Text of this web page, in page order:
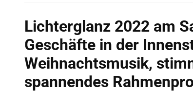
Lichterglanz 2022 am
Geschäfte in der
Weihnachtsmusik,
spannendes